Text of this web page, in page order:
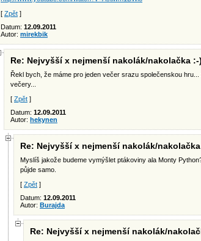
[ Zpět ]
Datum: 12.09.2011
Autor: mirekbik
Re: Nejvyšší x nejmenší nakolák/nakolačka :-)
Řekl bych, že máme pro jeden večer srazu společenskou
večery...
[ Zpět ]
Datum: 12.09.2011
Autor: hekynen
Re: Nejvyšší x nejmenší nakolák/
Myslíš jakože budeme vymýšlet ptákoviny ala Monty
půjde samo.
[ Zpět ]
Datum: 12.09.2011
Autor: Burajda
Re: Nejvyšší x nejmenší nakolák/